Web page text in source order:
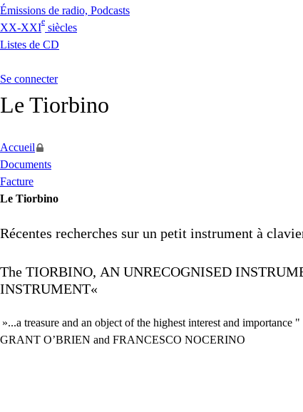
Émissions de radio, Podcasts
XX-XXI
e
siècles
Listes de CD
Se connecter
Le Tiorbino
Accueil
Documents
Facture
Le Tiorbino
Récentes recherches sur un petit instrument à
The TIORBINO, AN UNRECOGNISED
INSTRUMENT«
»...a treasure and an object of the highest interest and importance "
GRANT O’BRIEN and FRANCESCO NOCERINO